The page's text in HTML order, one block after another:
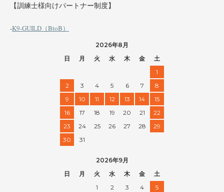
【訓練士様向けパートナー制度】
-K9-GUILD（BtoB）
2026年8月
日
月 火 水 木 金
土
1
2
3 4 5 6 7
8
9
10 11 12 13 14
15
16
17 18 19 20 21
22
23
24 25 26 27 28
29
30
31
2026年9月
日
月 火 水 木 金
土
1
2 3 4
5